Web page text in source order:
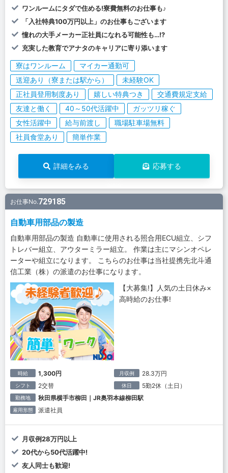
ワンルームにタダで住める!寮費無料のお仕事も♪
「入社特典100万円以上」のお仕事もございます
憧れの大手メーカー正社員になれる可能性も…!?
充実した教育でアナタのキャリアに寄り添います
寮はワンルーム
マイカー通勤可
送迎あり（寮または駅から）
未経験OK
正社員登用制度あり
嬉しい特典つき
交通費規定支給
友達と働く
40～50代活躍中
ガッツリ稼ぐ
女性活躍中
給与前渡し
職場駐車場無料
社員食堂あり
簡単作業
詳細をみる 応募する
お仕事No.729185
自動車用部品の製造
自動車用部品の製造 自動車に使用される照合用ECU組立、シフ
トレバー組立、アウターミラー組立。 作業は主にマシンオペレ
ーターや組立になります。 こちらのお仕事は当社提携先北斗通
信工業（株）の派遣のお仕事になります。
【大募集!】人気の土日休み×
高時給のお仕事!
時給 1,300円 月収例 28.3万円
シフト 2交替 休日 5勤2休（土日）
勤務地 秋田県横手市柳田｜JR奥羽本線柳田駅
雇用形態 派遣社員
月収例28万円以上
20代から50代活躍中!
友人同士も歓迎!